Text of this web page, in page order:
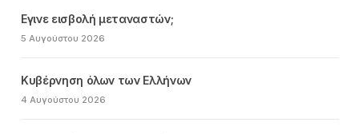
Εγινε εισβολή μεταναστών;
5 Αυγούστου 2026
Κυβέρνηση όλων των Ελλήνων
4 Αυγούστου 2026